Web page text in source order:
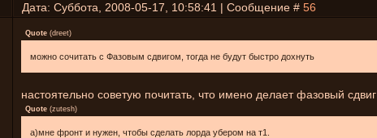
Дата: Суббота, 2008-05-17, 10:58:41 | Сообщение # 56
Quote (dreet)
можно сочитать с Фазовым сдвигом, тогда не будут быстро дохнуть
настоятельно советую почитать, что имено делает фазовый сдвиг
Quote (zutesh)
а)мне фронт и нужен, чтобы сделать лорда убером на т1.